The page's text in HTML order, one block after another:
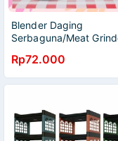
Blender Daging
Serbaguna/Meat
Rp72.000